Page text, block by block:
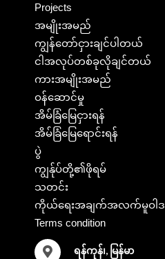
Projects
အမျိုးအမည်
ကျွန်တော်ငှားချင်ပါတယ်
ငါအလုပ်တစ်ခုလိုချင်တယ်
ကားအမျိုးအမည်
ဝန်ဆောင်မှု
အိမ်ခြံမြေငှားရန်
အိမ်ခြံမြေရောင်းရန်
ပွဲ
ကျွန်ုပ်တို့၏ဖိုရမ်
သတင်း
ကိုယ်ရေးအချက်အလက်မူဝါဒ
Terms condition
ရန်ကုန်၊, မြန်မာ